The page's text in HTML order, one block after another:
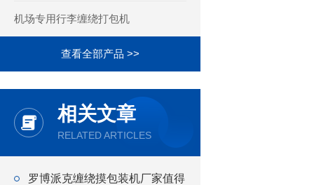
机场专用行李缠绕打包机
查看全部产品 >>
相关文章
RELATED ARTICLES
罗博派克缠绕摸包装机厂家值得